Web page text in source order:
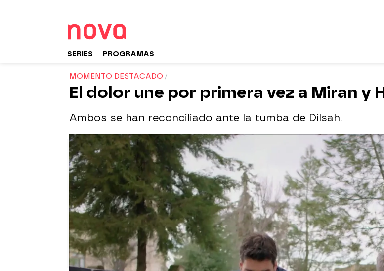
SERIES PROGRAMAS
MOMENTO DESTACADO
El dolor une por primera vez a Miran y
Ambos se han reconciliado ante la tumba de Dilsah.